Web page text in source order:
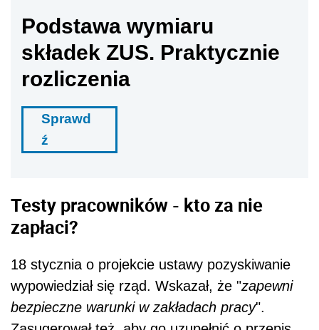
Podstawa wymiaru
składek ZUS. Praktycznie
rozliczenia
Sprawd
ź
Testy pracowników - kto za nie
zapłaci?
18 stycznia o projekcie ustawy pozyskiwanie
wypowiedział się rząd. Wskazał, że "zapewni
bezpieczne warunki w zakładach pracy".